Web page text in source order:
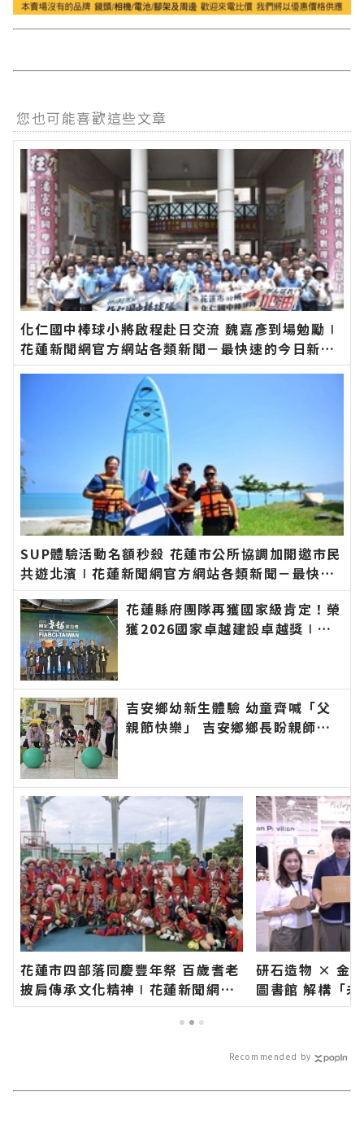
您也可能喜歡這些文章
化仁國中棒球小將啟程赴日交流 魏嘉彥到場勉勵∣
花蓮新聞網官方網站各類新聞－最快速的今日新聞
報導 最新的在地資訊！
SUP體驗活動名額秒殺 花蓮市公所協調加開邀市民
共遊北濱∣花蓮新聞網官方網站各類新聞－最快速
的今日新聞報導 最新的在地資訊！
花蓮縣府團隊再獲國家級肯定！榮
獲2026國家卓越建設卓越獎∣花
訊！
吉安鄉幼新生體驗 幼童齊喊「父
親節快樂」 吉安鄉鄉長盼親師協
今日新聞報導 最新的在地資訊！
花蓮市四部落同慶豐年祭 百歲耆老
披肩傳承文化精神∣花蓮新聞網官
方網站各類新聞－最快速的今日新
聞報導 最新的在地資訊！
研石造物 × 金
圖書館 解構「
花蓮新聞網官方
Recommended by